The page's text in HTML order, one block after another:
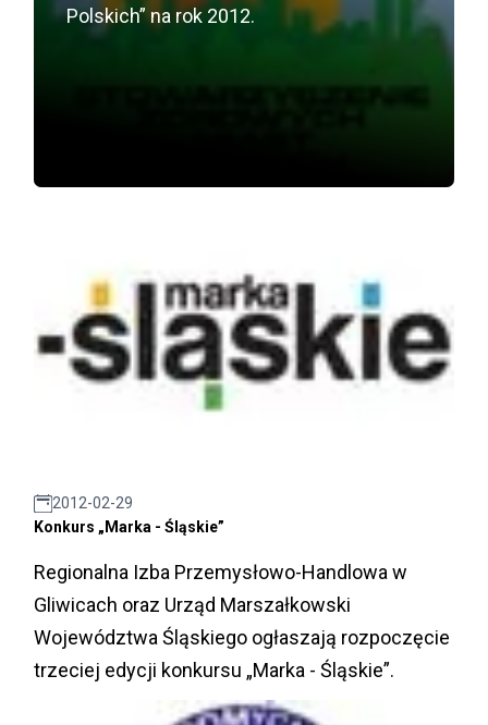
Polskich” na rok 2012.
2012-02-29
Konkurs „Marka - Śląskie”
Regionalna Izba Przemysłowo-Handlowa w
Gliwicach oraz Urząd Marszałkowski
Województwa Śląskiego ogłaszają rozpoczęcie
trzeciej edycji konkursu „Marka - Śląskie”.